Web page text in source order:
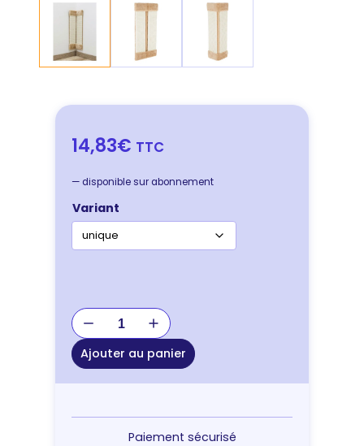
14,83€ TTC
— disponible sur abonnement
Variant
quantité
de
GRIFFOIR
D'
ANGLE
Ajouter au panier
Paiement sécurisé